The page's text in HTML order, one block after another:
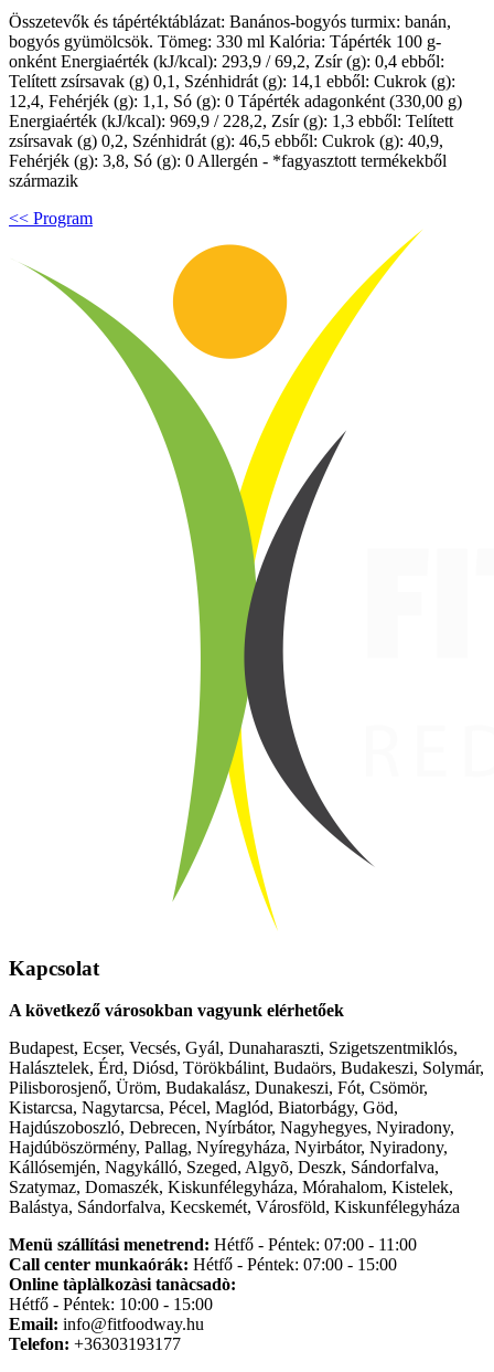
Összetevők és tápértéktáblázat: Banános-bogyós turmix: banán,
bogyós gyümölcsök. Tömeg: 330 ml Kalória: Tápérték 100 g-
onként Energiaérték (kJ/kcal): 293,9 / 69,2, Zsír (g): 0,4 ebből:
Telített zsírsavak (g) 0,1, Szénhidrát (g): 14,1 ebből: Cukrok (g):
12,4, Fehérjék (g): 1,1, Só (g): 0 Tápérték adagonként (330,00 g)
Energiaérték (kJ/kcal): 969,9 / 228,2, Zsír (g): 1,3 ebből: Telített
zsírsavak (g) 0,2, Szénhidrát (g): 46,5 ebből: Cukrok (g): 40,9,
Fehérjék (g): 3,8, Só (g): 0 Allergén - *fagyasztott termékekből
származik
<< Program
Kapcsolat
A következő városokban vagyunk elérhetőek
Budapest, Ecser, Vecsés, Gyál, Dunaharaszti, Szigetszentmiklós,
Halásztelek, Érd, Diósd, Törökbálint, Budaörs, Budakeszi, Solymár,
Pilisborosjenő, Üröm, Budakalász, Dunakeszi, Fót, Csömör,
Kistarcsa, Nagytarcsa, Pécel, Maglód, Biatorbágy, Göd,
Hajdúszoboszló, Debrecen, Nyírbátor, Nagyhegyes, Nyiradony,
Hajdúböszörmény, Pallag, Nyíregyháza, Nyirbátor, Nyiradony,
Kállósemjén, Nagykálló, Szeged, Algyõ, Deszk, Sándorfalva,
Szatymaz, Domaszék, Kiskunfélegyháza, Mórahalom, Kistelek,
Balástya, Sándorfalva, Kecskemét, Városföld, Kiskunfélegyháza
Menü szállítási menetrend: Hétfő - Péntek: 07:00 - 11:00
Call center munkaórák: Hétfő - Péntek: 07:00 - 15:00
Online tàplàlkozàsi tanàcsadò:
Hétfő - Péntek: 10:00 - 15:00
Email: info@fitfoodway.hu
Telefon: +36303193177